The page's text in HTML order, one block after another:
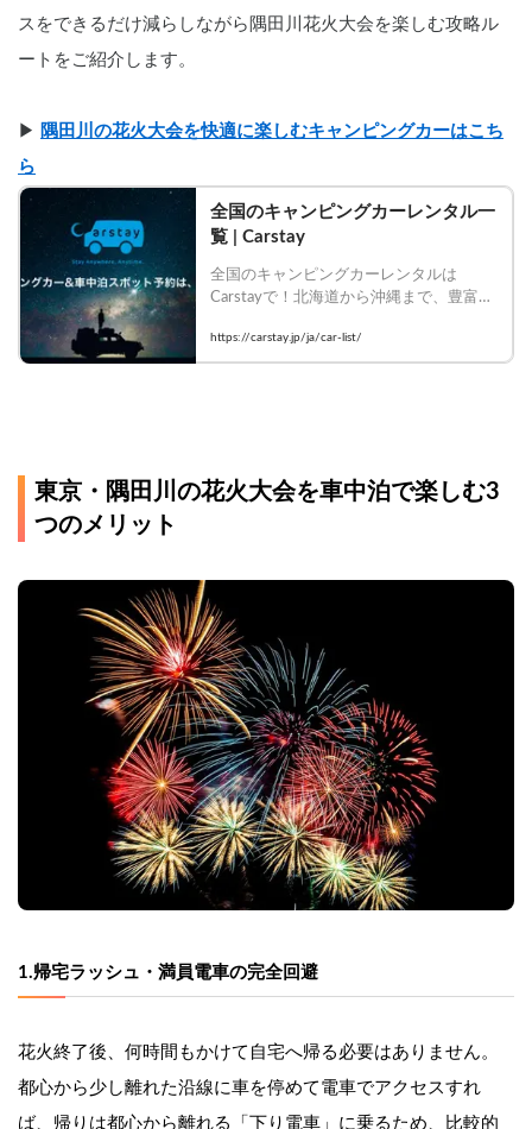
スをできるだけ減らしながら隅田川花火大会を楽しむ攻略ル
ートをご紹介します。
▶︎ 隅田川の花火大会を快適に楽しむキャンピングカーはこち
ら
全国のキャンピングカーレンタル一
覧 | Carstay
全国のキャンピングカーレンタルは
Carstayで！北海道から沖縄まで、豊富な
て今すぐ予約！
https://carstay.jp/ja/car-list/
東京・隅田川の花火大会を車中泊で楽しむ3
つのメリット
1.帰宅ラッシュ・満員電車の完全回避
花火終了後、何時間もかけて自宅へ帰る必要はありません。
都心から少し離れた沿線に車を停めて電車でアクセスすれ
ば、帰りは都心から離れる「下り電車」に乗るため、比較的